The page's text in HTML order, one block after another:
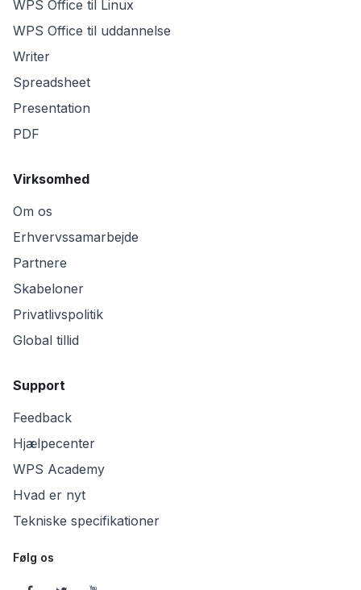
WPS Office til Linux
WPS Office til uddannelse
Writer
Spreadsheet
Presentation
PDF
Virksomhed
Om os
Erhvervssamarbejde
Partnere
Skabeloner
Privatlivspolitik
Global tillid
Support
Feedback
Hjælpecenter
WPS Academy
Hvad er nyt
Tekniske specifikationer
Følg os